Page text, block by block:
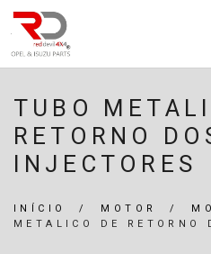
TUBO
RETORNO
INJECTORES
INÍCIO / MOTOR /
METALICO DE RETORNO